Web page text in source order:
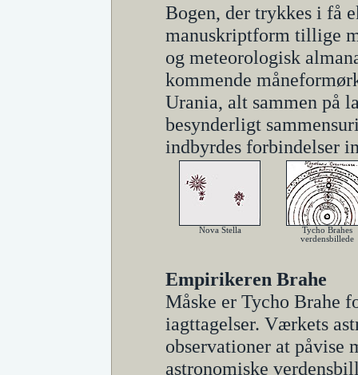
Bogen, der trykkes i få
manuskriptform tillige
og meteorologisk
kommende
Urania, alt sammen på
besynderligt
indbyrdes forbindelser
Nova Stella
Tycho Brahes
verdensbillede
Empirikeren Brahe
Måske er Tycho Brahe
iagttagelser. Værkets
observationer at påvise
astronomiske